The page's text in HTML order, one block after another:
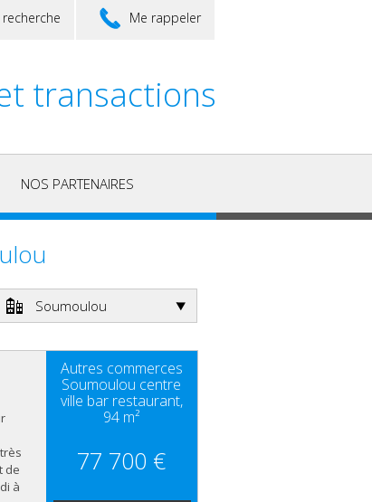
transactions
Me rappeler
recherche
NOS PARTENAIRES
Soumoulou
de
à
Autres commerces
Soumoulou centre
ville bar restaurant,
94 m²
77 700 €